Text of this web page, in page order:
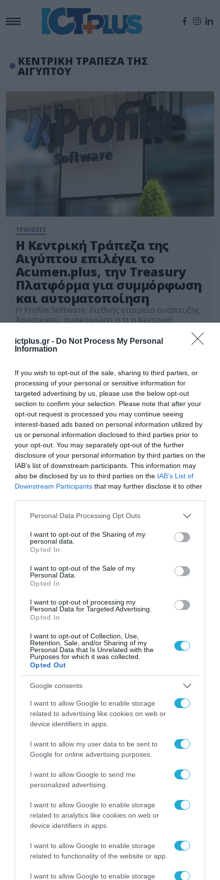
ictplus.gr - Do Not Process My Personal
Information
If you wish to opt-out of the sale, sharing to third parties, or
processing of your personal or sensitive information for
targeted advertising by us, please use the below opt-out
section to confirm your selection. Please note that after your
opt-out request is processed you may continue seeing
interest-based ads based on personal information utilized by
us or personal information disclosed to third parties prior to
your opt-out. You may separately opt-out of the further
disclosure of your personal information by third parties on the
IAB’s list of downstream participants. This information may
also be disclosed by us to third parties on the IAB’s List of
Downstream Participants that may further disclose it to other
Please note that this website/app uses one or more Google
not limited to your visit or usage behaviour. You may click to
grant or deny consent to Google and its third-party tags to
use your data for below specified purposes in below Google
consent section.
Personal Data Processing Opt Outs
I want to opt-out of the Sharing of my
personal data.
Opted In
I want to opt-out of the Sale of my
Personal Data.
Opted In
I want to opt-out of processing my
Personal Data for Targeted Advertising.
Opted In
I want to opt-out of Collection, Use,
Retention, Sale, and/or Sharing of my
Personal Data that Is Unrelated with the
Purposes for which it was collected.
Opted Out
Google consents
I want to allow Google to enable storage
related to advertising like cookies on web or
device identifiers in apps.
I want to allow my user data to be sent to
Google for online advertising purposes.
I want to allow Google to send me
personalized advertising.
I want to allow Google to enable storage
related to analytics like cookies on web or
device identifiers in apps.
I want to allow Google to enable storage
related to functionality of the website or app.
I want to allow Google to enable storage
ΚΕΝΤΡΙΚΗ ΤΡΑΠΕΖΑ ΤΗΣ
ΑΙΓΥΠΤΟΥ
ΤΡΑΠΕΖΕΣ
Η Κεντρική Τράπεζα της
Αιγύπτου επιλέγει το
Acumen.plus, την Treasury
Πλατφόρμα για συμμόρφωση
και αυτοματοποίηση
Η Profile Software, διεθνής εταιρεία ανάπτυξης
λογισμικού, ανακοινώνει ό,τι η Κεντρική
Acumen.plus, το διεθνώς εφαρμοσμένο
Σύστημα Διαχείρισης Διαθεσίμων (Treasury
διαχείριση και βελτιστοποίηση των
λειτουργιών της, με ταυτόχρονη συμμόρφωση
και πλήρη γκάμα αναφορών για διαχείριση
αποθεματικών και χρέους. Η πλατφόρμα θα
εγκατασταθεί στα κεντρικά γραφεία […]
14.09.2022
ΡΟΗ ΕΙΔΗΣΕΩΝ
Το χρηματοδοτούμενο
από την ΕΕ έργο “The
Gaming Police”
των παιδιών στο
διαδίκτυο
για τα πρόστιμα σε
παραβάσεις που
αφορούν τους ΦΗΜ
Σ. Καλαφάτης: «Η
Τεχνητή Νοημοσύνη
νέα τεχνολογία, είναι
μια νέα βιομηχανική
Νέος οδηγός του ΕΚΤ